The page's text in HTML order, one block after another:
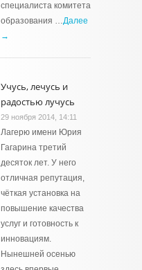
специалиста комитета
образования …Далее
→
Учусь, лечусь и
радостью лучусь
29 ноября 2014, 14:11
Лагерю имени Юрия
Гагарина третий
десяток лет. У него
отличная репутация,
чёткая установка на
повышение качества
услуг и готовность к
инновациям.
Нынешней осенью